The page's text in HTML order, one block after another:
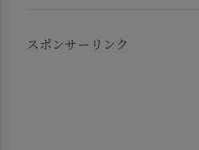
スポンサーリンク